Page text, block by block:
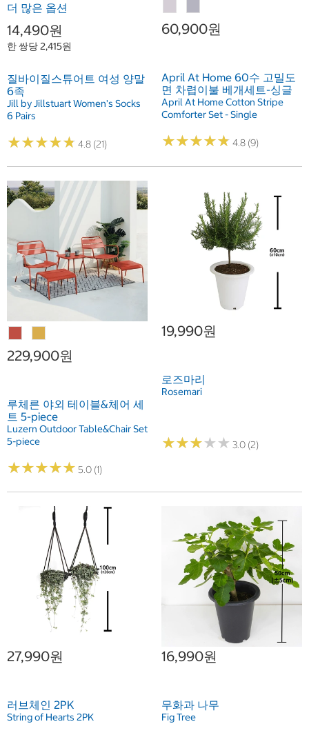
더 많은 옵션
14,490원
한 쌍당 2,415원
질바이질스튜어트 여성 양말
6족
Jill by Jillstuart Women's Socks
6 Pairs
★★★★★
★★★★★ 4.8 (21)
60,900원
April At Home 60수 고밀도
면 차렵이불 베개세트-싱글
April At Home Cotton Stripe
Comforter Set - Single
★★★★★
★★★★★ 4.8 (9)
229,900원
루체른 야외 테이블&체어 세
트 5-piece
Luzern Outdoor Table&Chair Set
5-piece
★★★★★
★★★★★ 5.0 (1)
19,990원
로즈마리
Rosemari
★★★★★
★★★★★ 3.0 (2)
27,990원
러브체인 2PK
String of Hearts 2PK
16,990원
무화과 나무
Fig Tree